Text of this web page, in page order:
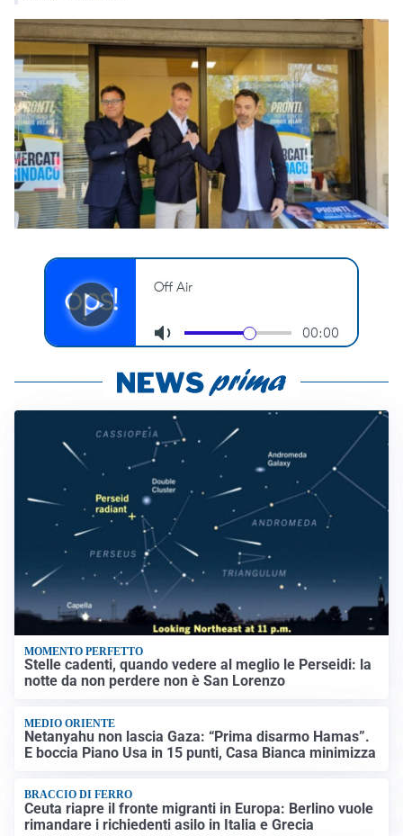
MOMENTO PERFETTO
Stelle cadenti, quando vedere al meglio le Perseidi: la
notte da non perdere non è San Lorenzo
MEDIO ORIENTE
Netanyahu non lascia Gaza: “Prima disarmo Hamas”.
E boccia Piano Usa in 15 punti, Casa Bianca minimizza
BRACCIO DI FERRO
Ceuta riapre il fronte migranti in Europa: Berlino vuole
rimandare i richiedenti asilo in Italia e Grecia